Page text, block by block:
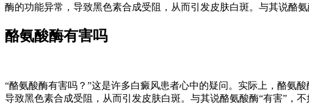
酶的功能异常，导致黑色素合成受阻，从而引发皮肤白斑。与其说酪
酪氨酸酶有害吗
“酪氨酸酶有害吗？”这是许多白癜风患者心中的疑问。实际上，酪氨
导致黑色素合成受阻，从而引发皮肤白斑。与其说酪氨酸酶“有害”，